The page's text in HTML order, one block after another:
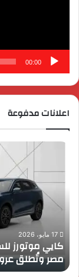
00:00
اعلانات مدفوعة
للسيارات
تحتفل
بمرور
عام
انطلاقها
في
مصر
وتُطلق
17 مايو، 2026
كايي موتورز
مصر وتُطلق